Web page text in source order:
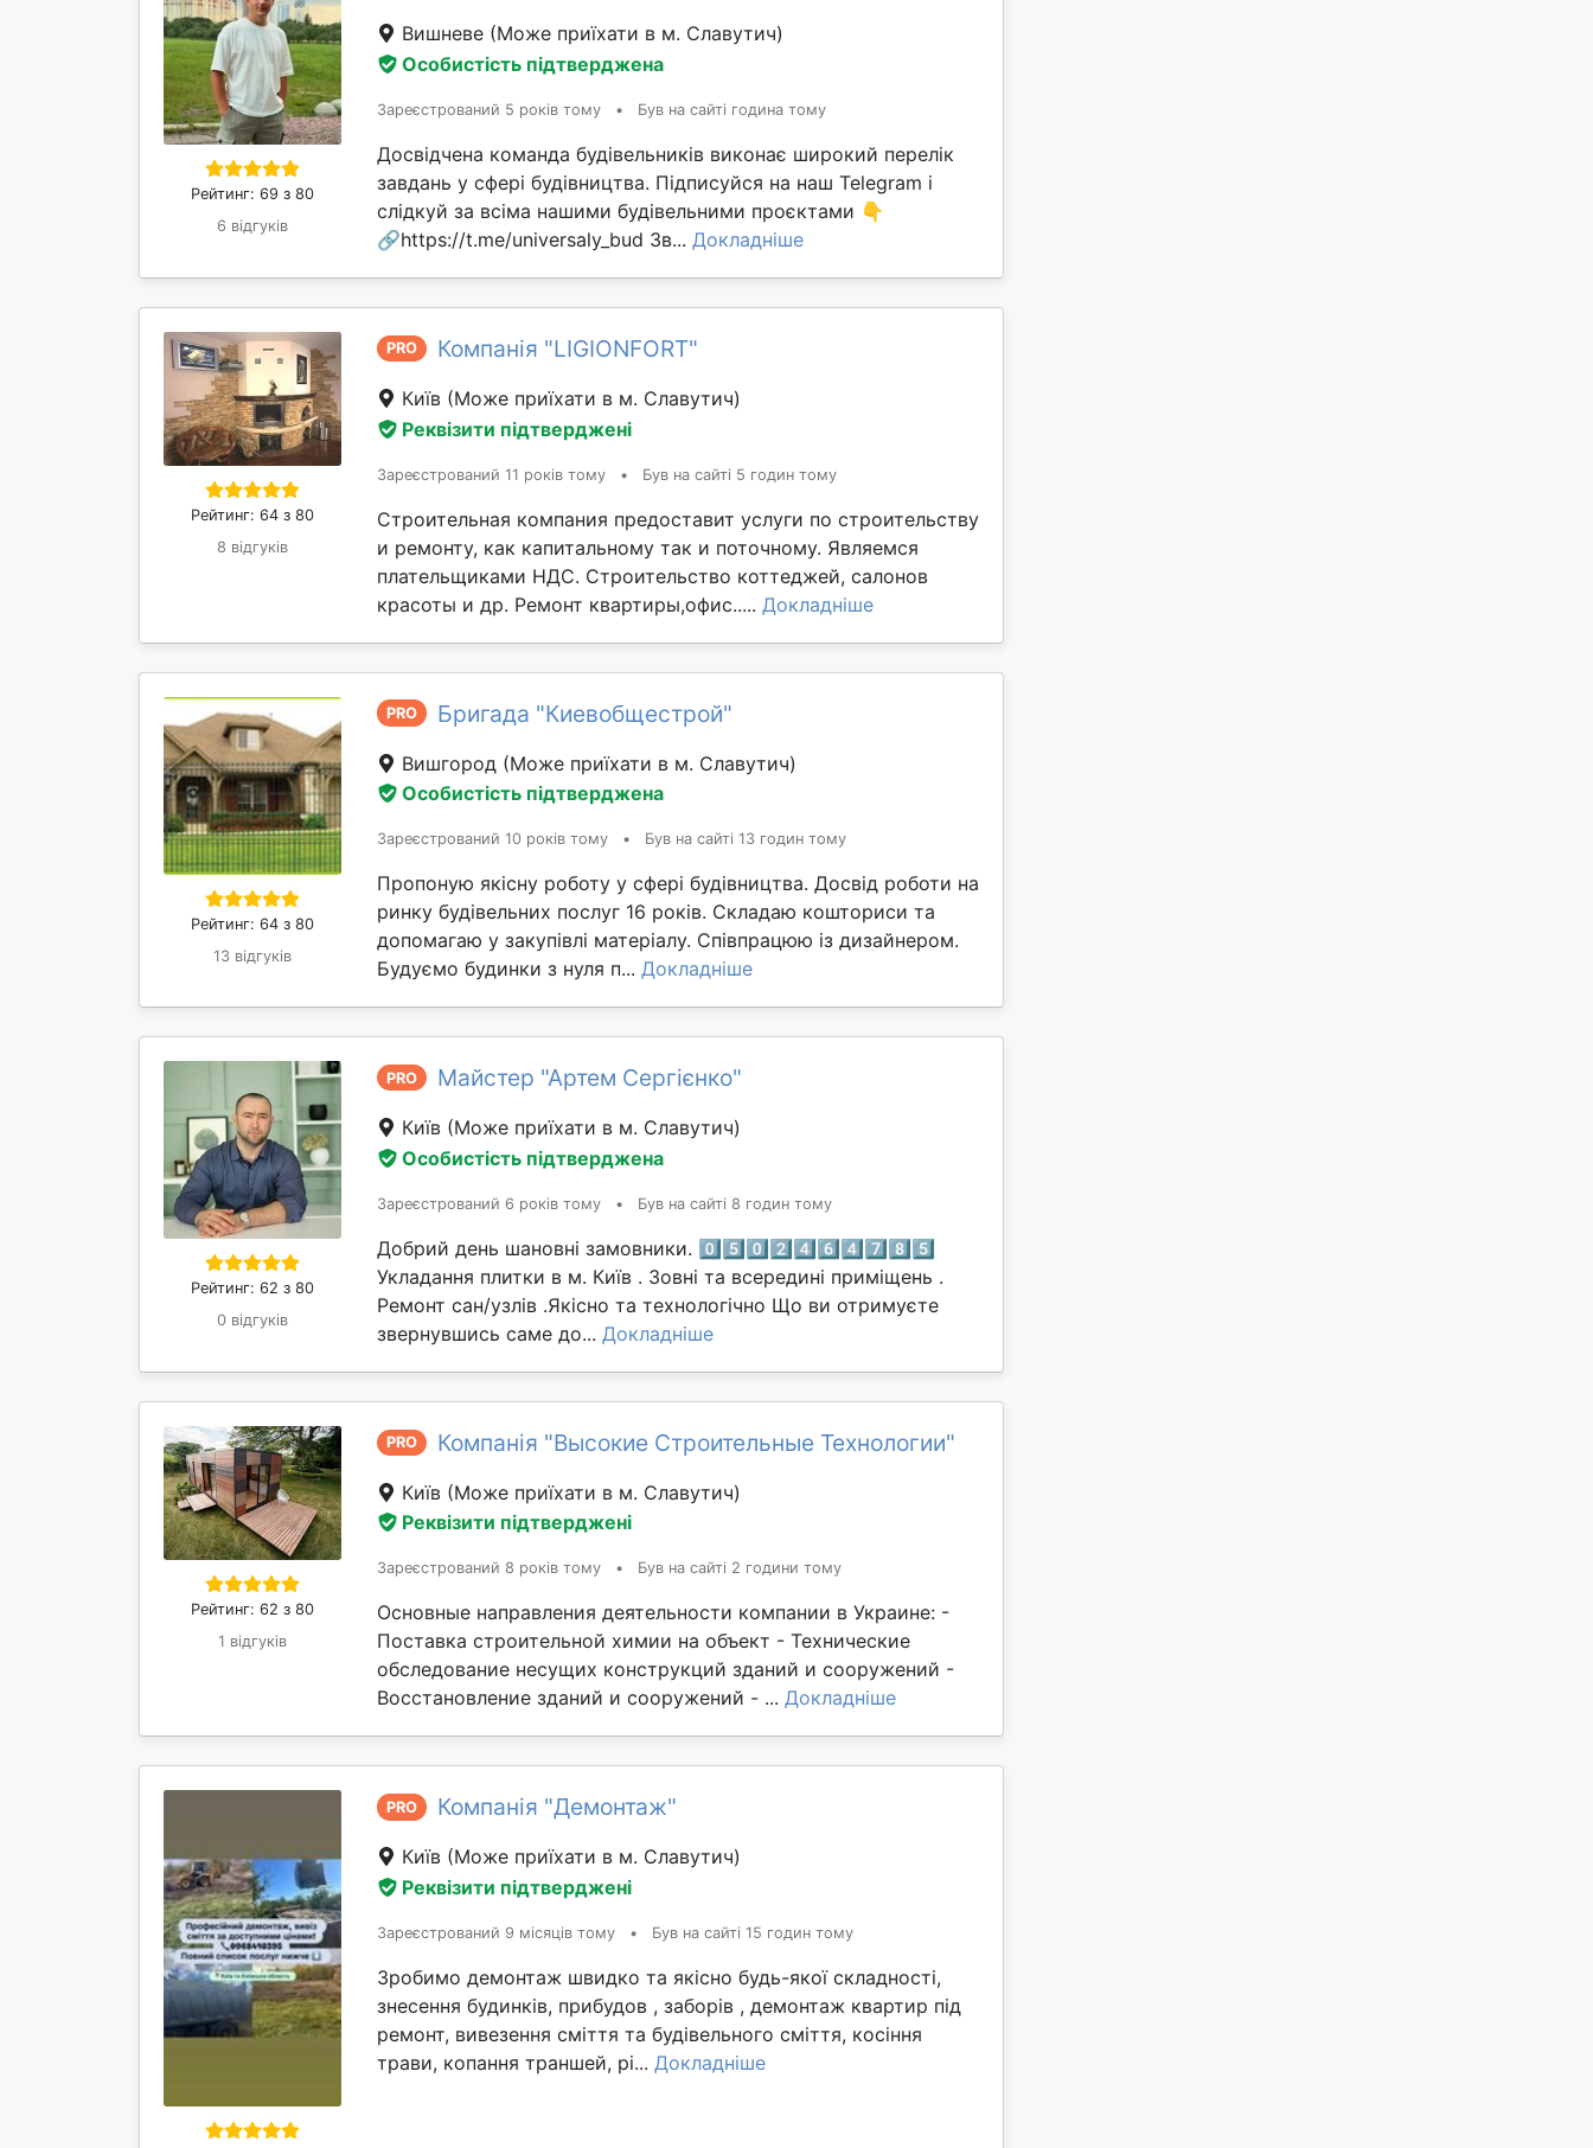
Рейтинг: 69 з 80
6 відгуків
Вишневе (Може приїхати в м. Славутич)
Особистість підтверджена
Зареєстрований 5 років тому • Був на сайті година тому
Досвідчена команда будівельників виконає широкий перелік
завдань у сфері будівництва. Підписуйся на наш Telegram і
слідкуй за всіма нашими будівельними проєктами 👇
🔗https://t.me/universaly_bud Зв... Докладніше
Рейтинг: 64 з 80
8 відгуків
PRO Компанія "LIGIONFORT"
Київ (Може приїхати в м. Славутич)
Реквізити підтверджені
Зареєстрований 11 років тому • Був на сайті 5 годин тому
Строительная компания предоставит услуги по строительству
и ремонту, как капитальному так и поточному. Являемся
плательщиками НДС. Строительство коттеджей, салонов
красоты и др. Ремонт квартиры,офис..... Докладніше
Рейтинг: 64 з 80
13 відгуків
PRO Бригада "Киевобщестрой"
Вишгород (Може приїхати в м. Славутич)
Особистість підтверджена
Зареєстрований 10 років тому • Був на сайті 13 годин тому
Пропоную якісну роботу у сфері будівництва. Досвід роботи на
ринку будівельних послуг 16 років. Складаю кошториси та
допомагаю у закупівлі матеріалу. Співпрацюю із дизайнером.
Будуємо будинки з нуля п... Докладніше
Рейтинг: 62 з 80
0 відгуків
PRO Майстер "Артем Сергієнко"
Київ (Може приїхати в м. Славутич)
Особистість підтверджена
Зареєстрований 6 років тому • Був на сайті 8 годин тому
Добрий день шановні замовники. 0️⃣5️⃣0️⃣2️⃣4️⃣6️⃣4️⃣7️⃣8️⃣5️⃣
Укладання плитки в м. Київ . Зовні та всередині приміщень .
Ремонт сан/узлів .Якісно та технологічно Що ви отримуєте
звернувшись саме до... Докладніше
Рейтинг: 62 з 80
1 відгуків
PRO Компанія "Высокие Строительные Технологии"
Київ (Може приїхати в м. Славутич)
Реквізити підтверджені
Зареєстрований 8 років тому • Був на сайті 2 години тому
Основные направления деятельности компании в Украине: -
Поставка строительной химии на объект - Технические
обследование несущих конструкций зданий и сооружений -
Восстановление зданий и сооружений - ... Докладніше
PRO Компанія "Демонтаж"
Київ (Може приїхати в м. Славутич)
Реквізити підтверджені
Зареєстрований 9 місяців тому • Був на сайті 15 годин тому
Зробимо демонтаж швидко та якісно будь-якої складності,
знесення будинків, прибудов , заборів , демонтаж квартир під
ремонт, вивезення сміття та будівельного сміття, косіння
трави, копання траншей, рі... Докладніше